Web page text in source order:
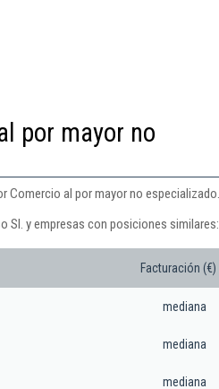
por mayor no
Comercio al por mayor no especializado.
Sl. y empresas con posiciones similares:
Facturación (€)
mediana
mediana
mediana